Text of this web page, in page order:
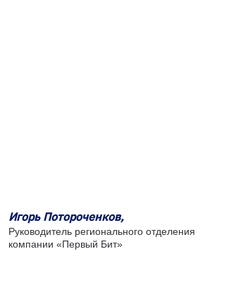
Игорь Потороченков,
Руководитель регионального отделения
компании «Первый Бит»